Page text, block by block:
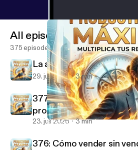
Productividad creando mi curso
All episodes
375 episodes
La acción más importante
29. juli 2026 3 min
377: Haz este simple
productividad x10
23. juli 2026 3 min
376: Cómo vender sin